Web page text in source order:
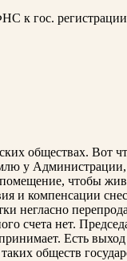
к гос.
обществах. Вот
у Администрации,
чтобы
и компенсации
негласно
счета нет.
Есть
обществ